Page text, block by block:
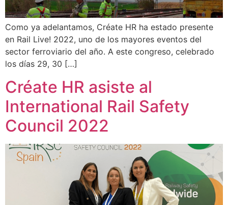
Como ya adelantamos, Créate HR ha estado presente
en Rail Live! 2022, uno de los mayores eventos del
sector ferroviario del año. A este congreso, celebrado
los días 29, 30 […]
Créate HR asiste al
International Rail Safety
Council 2022